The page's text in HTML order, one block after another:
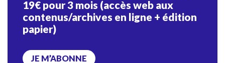
19€ pour 3 mois (accès web aux
contenus/archives en ligne + édition
papier)
JE M’ABONNE